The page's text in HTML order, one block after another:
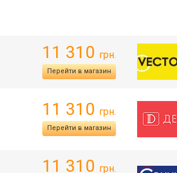
11 310 грн.
Перейти в магазин
11 310 грн.
Перейти в магазин
11 310 грн.